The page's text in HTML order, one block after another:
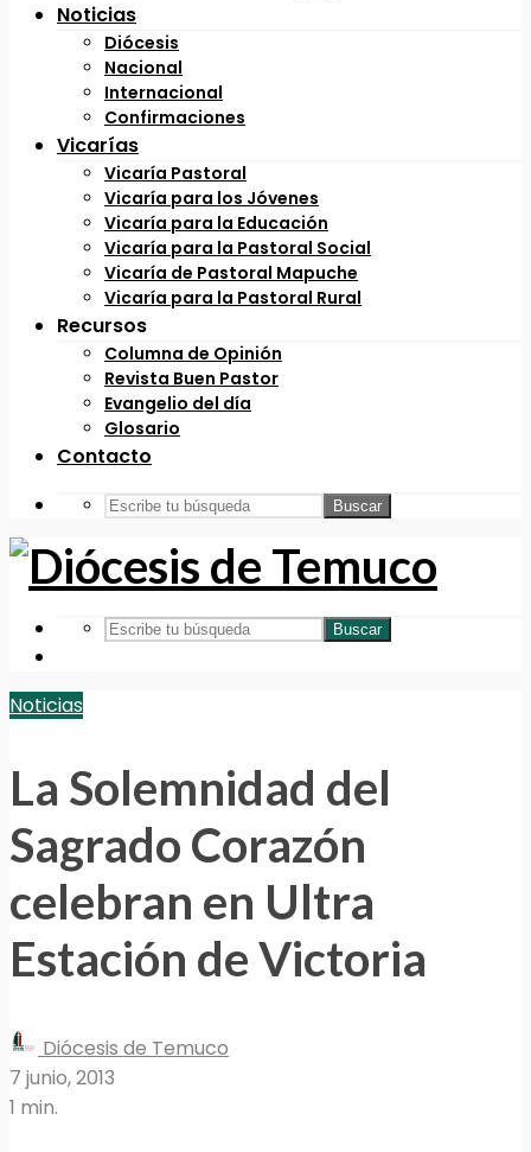
Noticias
Diócesis
Nacional
Internacional
Confirmaciones
Vicarías
Vicaría Pastoral
Vicaría para los Jóvenes
Vicaría para la Educación
Vicaría para la Pastoral Social
Vicaría de Pastoral Mapuche
Vicaría para la Pastoral Rural
Recursos
Columna de Opinión
Revista Buen Pastor
Evangelio del día
Glosario
Contacto
Buscar
Buscar
Noticias
La Solemnidad del
Sagrado Corazón
celebran en Ultra
Estación de Victoria
Diócesis de Temuco
7 junio, 2013
1 min.